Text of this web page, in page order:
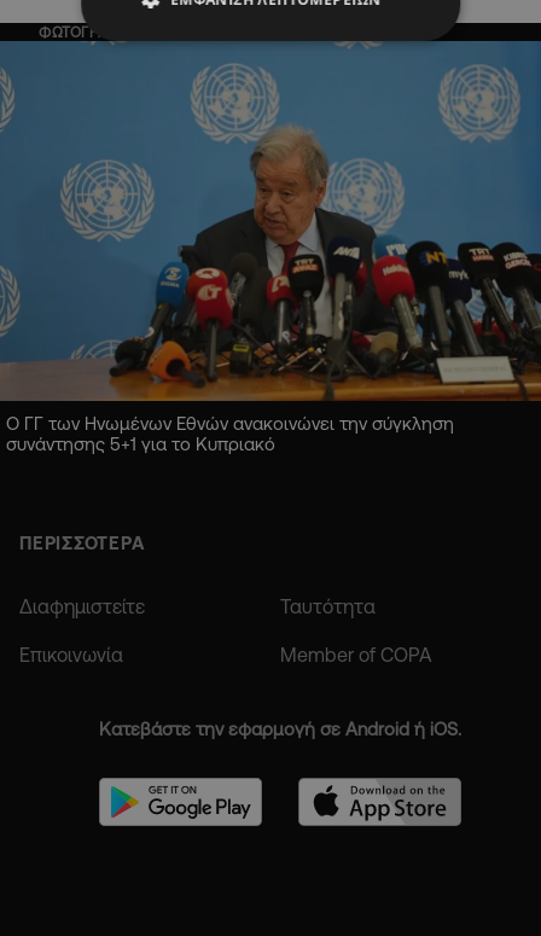
ΦΩΤΟΓΡΑΦΙΑ ΤΗΣ ΗΜΕΡΑΣ
Ο ΓΓ των Ηνωμένων Εθνών ανακοινώνει την σύγκληση
συνάντησης 5+1 για το Κυπριακό
ΠΕΡΙΣΣΟΤΕΡΑ
Διαφημιστείτε Ταυτότητα
Επικοινωνία Member of COPA
Κατεβάστε την εφαρμογή σε Android ή iOS.